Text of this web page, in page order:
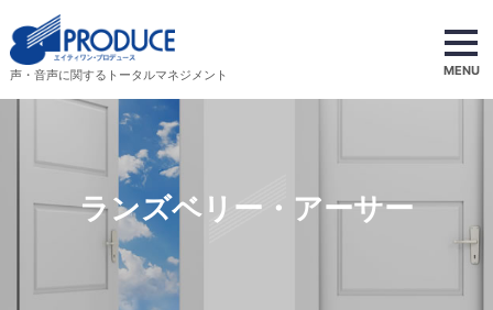
声・音声に関するトータルマネジメント MENU
ランズベリー・アーサー